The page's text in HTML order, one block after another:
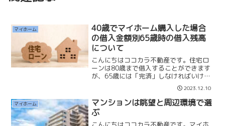
マイホーム
40歳でマイホーム購入した場合
の借入金額別65歳時の借入残高
について
こんにちはココカラ不動産です。住宅ロ
ーンは80歳まで借入することができます
が、65歳には「完済」しなければいけま
せん。本日は40歳でマイホーム購入した
場合の借入金額別65歳時の借入残高につ
いてお伝えいたします。【40歳購入、35
年返済、金利...
2023.12.10
マイホーム
マンションは眺望と周辺環境で選
ぶ